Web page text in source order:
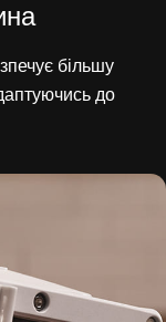
більшу
до